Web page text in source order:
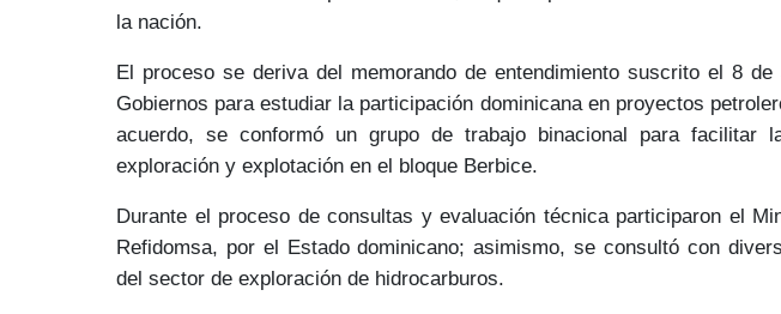
la nación.
El proceso se deriva del memorando de entendimiento suscrito el 8 de
Gobiernos para estudiar la participación dominicana en proyectos
acuerdo, se conformó ungrupo de trabajo binacional para facilitar
exploración y explotación en el bloque Berbice.
Durante el proceso de consultas y evaluación técnica participaron el
Refidomsa, por el Estado dominicano; asimismo, se consultó con
del sector de exploración de hidrocarburos.